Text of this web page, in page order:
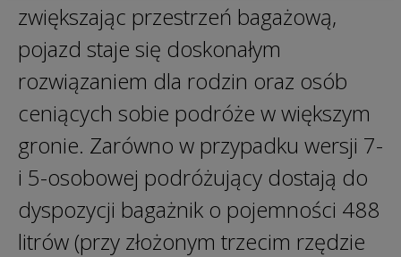
zwiększając przestrzeń bagażową,
pojazd staje się doskonałym
rozwiązaniem dla rodzin oraz osób
ceniących sobie podróże w większym
gronie. Zarówno w przypadku wersji 7-
i 5-osobowej podróżujący dostają do
dyspozycji bagażnik o pojemności 488
litrów (przy złożonym trzecim rzędzie